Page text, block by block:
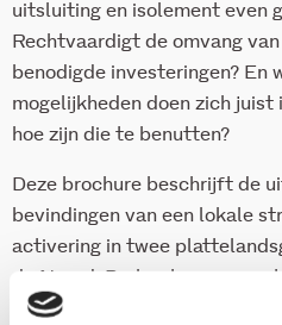
uitsluiting en isolement even
Rechtvaardigt de omvang
benodigde investeringen? En
mogelijkheden doen zich juist
hoe zijn die te benutten?
Deze brochure beschrijft de
bevindingen van een lokale
activering in twee
de Noord-Brabantse
gemeente Opsterland. Het